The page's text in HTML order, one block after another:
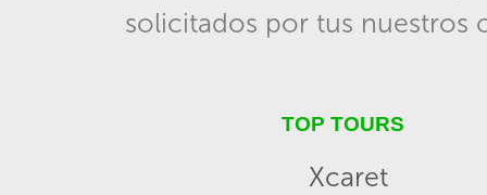
solicitados por tus nuestros
TOP TOURS
Xcaret